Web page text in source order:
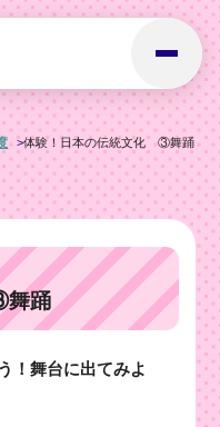
体験！日本の伝統文化 ③舞踊
舞踊
！舞台に出てみよ